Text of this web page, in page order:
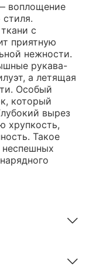
воплощение
стиля.
с
приятную
нежности.
рукава-
а летящая
Особый
который
вырез
хрупкость,
Такое
неспешных